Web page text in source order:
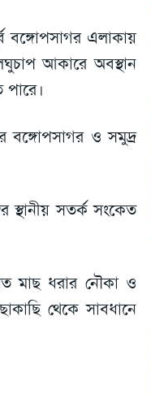
বঙ্গোপসাগর এলাকায়
আকারে অবস্থান
বঙ্গোপসাগর ও সমুদ্র
স্থানীয় সতর্ক সংকেত
মাছ ধরার নৌকা ও
থেকে সাবধানে